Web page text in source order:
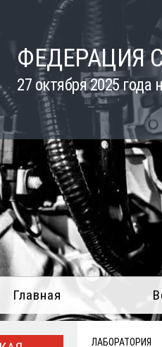
ФЕДЕРАЦИЯ
27 октября 2025
Главная
ЛАБОРАТОРИЯ